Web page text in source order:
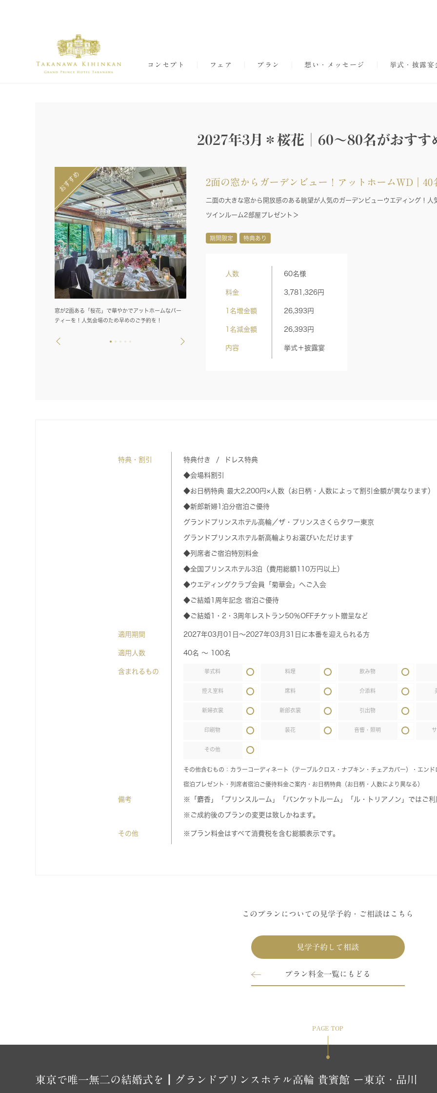
コンセプト フェア プラン 想い・メッセージ 挙式・披露宴
2027年3月＊桜花｜60～80名がおすす
窓が2面ある「桜花」で華やかでアットホームなパー
ティーを！人気会場のため早めのご予約を！
チャペルはふたつから。神殿もふたつから。
2面の窓からガーデンビュー！アットホームWD｜40
二面の大きな窓から開放感のある眺望が人気のガーデンビューウエディング！
ツインルーム2部屋プレゼント＞
期間限定 特典あり
人数 60名様
料金 3,781,326円
1名増金額 26,393円
1名減金額 26,393円
内容 挙式＋披露宴
特典・割引 特典付き ドレス特典
◆会場料割引
◆お日柄特典 最大2,200円×人数（お日柄・人数によって割引金額が異なります）
◆新郎新婦1泊分宿泊ご優待
グランドプリンスホテル高輪／ザ・プリンスさくらタワー東京
グランドプリンスホテル新高輪よりお選びいただけます
◆列席者ご宿泊特別料金
◆全国プリンスホテル3泊（費用総額110万円以上）
◆ウエディングクラブ会員「菊華会」へご入会
◆ご結婚1周年記念 宿泊ご優待
◆ご結婚1・2・3周年レストラン50％OFFチケット贈呈など
適用期間 2027年03月01日～2027年03月31日に本番を迎えられる方
適用人数 40名 〜 100名
含まれるもの 挙式料 料理 飲み物
控え室料 席料 介添料
新婦衣裳 新郎衣裳 引出物
印刷物 装花 音響・照明
その他
その他含むもの：カラーコーディネート（テーブルクロス・ナプキン・チェアカバー）・エン
宿泊プレゼント・列席者宿泊ご優待料金ご案内・お日柄特典（お日柄・人数により異なる）
備考 ※「麝香」「プリンスルーム」「バンケットルーム」「ル・トリアノン」ではご利
※ご成約後のプランの変更は致しかねます。
その他 ※プラン料金はすべて消費税を含む総額表示です。
このプランについての見学予約・ご相談はこちら
見学予約して相談
プラン料金一覧にもどる
PAGE TOP
東京で唯一無二の結婚式を┃グランドプリンスホテル高輪 貴賓館 ー東京・品川